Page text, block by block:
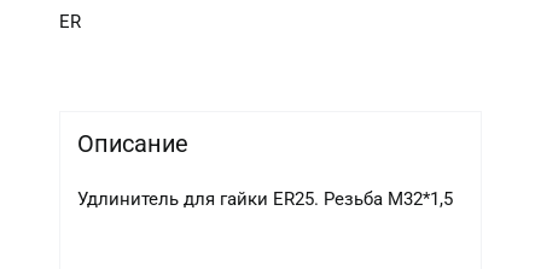
ER
Описание
Удлинитель для гайки ER25. Резьба М32*1,5